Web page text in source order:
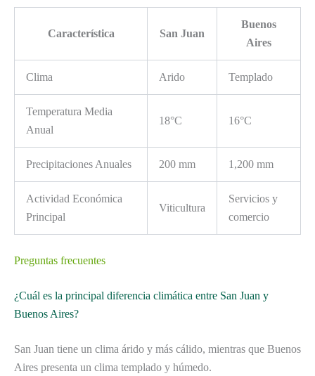
Característica San Juan
Buenos
Aires
Clima Arido Templado
Temperatura Media
Anual
18°C 16°C
Precipitaciones Anuales 200 mm 1,200 mm
Actividad Económica
Principal
Viticultura
Servicios y
comercio
Preguntas frecuentes
¿Cuál es la principal diferencia climática entre San Juan y
Buenos Aires?
San Juan tiene un clima árido y más cálido, mientras que Buenos
Aires presenta un clima templado y húmedo.